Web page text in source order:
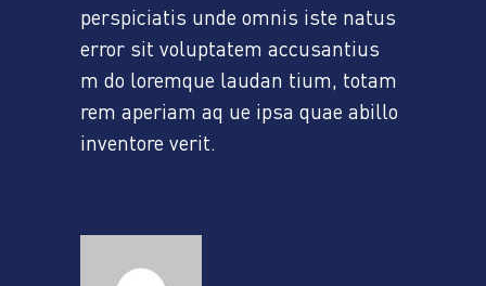
perspiciatis unde omnis iste natus
error sit voluptatem accusantius
m do loremque laudan tium, totam
rem aperiam aq ue ipsa quae abillo
inventore verit.